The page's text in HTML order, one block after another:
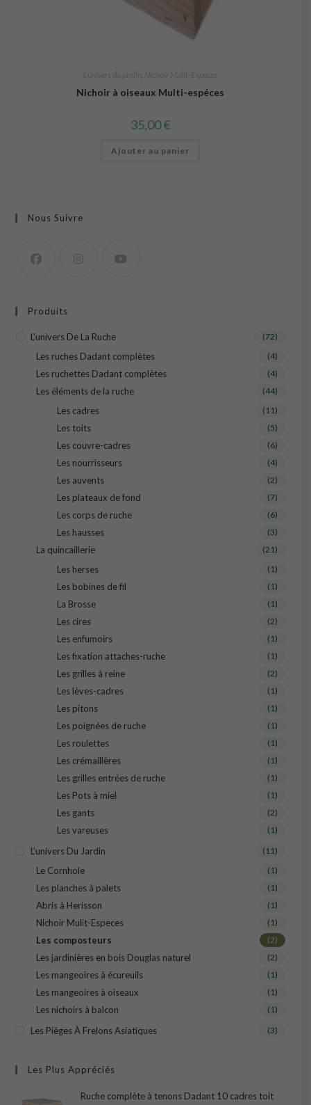
L’univers du jardin, Nichoir Mulit-Especes
Nichoir à oiseaux Multi-espéces
35,00€
Ajouter au panier
Nous Suivre
Produits
L'univers De La Ruche (72)
Les ruches Dadant complètes (4)
Les ruchettes Dadant complètes (4)
Les éléments de la ruche (44)
Les cadres (11)
Les toits (5)
Les couvre-cadres (6)
Les nourrisseurs (4)
Les auvents (2)
Les plateaux de fond (7)
Les corps de ruche (6)
Les hausses (3)
La quincaillerie (21)
Les herses (1)
Les bobines de fil (1)
La Brosse (1)
Les cires (2)
Les enfumoirs (1)
Les fixation attaches-ruche (1)
Les grilles à reine (2)
Les lèves-cadres (1)
Les pitons (1)
Les poignées de ruche (1)
Les roulettes (1)
Les crémaillères (1)
Les grilles entrées de ruche (1)
Les Pots à miel (1)
Les gants (2)
Les vareuses (1)
L’univers Du Jardin (11)
Le Cornhole (1)
Les planches à palets (1)
Abris à Herisson (1)
Nichoir Mulit-Especes (1)
Les composteurs (2)
Les jardinières en bois Douglas naturel (2)
Les mangeoires à écureuils (1)
Les mangeoires à oiseaux (1)
Les nichoirs à balcon (1)
Les Pièges À Frelons Asiatiques (3)
Les Plus Appréciés
Ruche complète à tenons Dadant 10 cadres toit